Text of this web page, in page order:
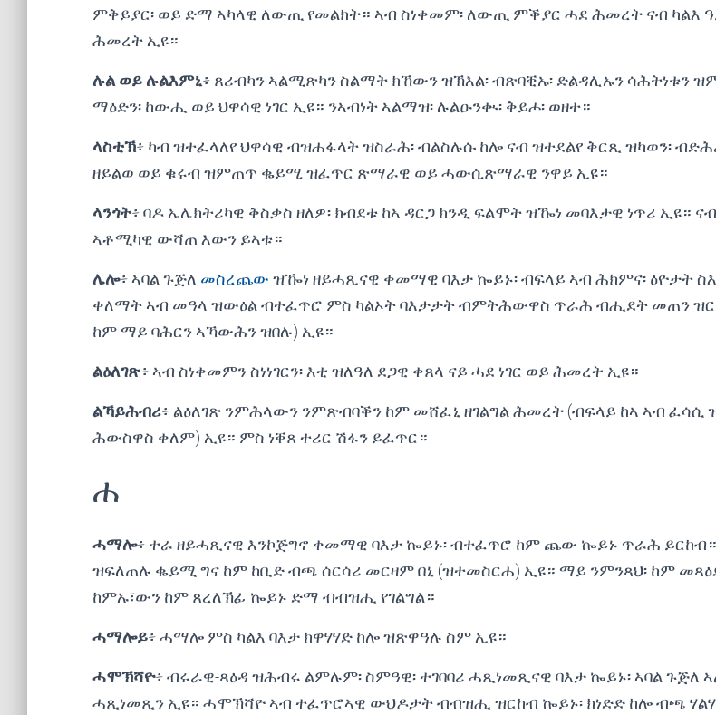
ምቅይያር፡ ወይ ድማ ኣካላዊ ለውጢ የመልክት። ኣብ ስነቀመም፡ ለውጢ ምቕያር ሓደ ሕመረት ናብ ካልእ
ሕመረት ኢዩ።
ሉል ወይ ሉልእምኒ፥ ጸሪብካን ኣልሚጽካን ስልማት ክኸውን ዝኽእል፡ ብጽባቒኡ፡ ድልዳሊኡን ሳሕትነቱን
ማዕድን፡ ከውሒ ወይ ህዋሳዊ ነገር ኢዩ። ንኣብነት ኣልማዝ፡ ሉልዑንቊ፡ ቅይሖ፡ ወዘተ።
ላስቲኽ፥ ካብ ዝተፈላለየ ህዋሳዊ ብዝሐፋላት ዝስራሕ፡ ብልስሉሱ ከሎ ናብ ዝተደልየ ቅርጺ ዝካወን፡
ዘይልወ ወይ ቁሩብ ዝምጠጥ ቈይሚ ዝፈጥር ጽማራዊ ወይ ሓውሲጽማራዊ ንዋይ ኢዩ።
ላንጎት፥ ባዶ ኤሌክትሪካዊ ቅስቃስ ዘለዎ፡ ክብደቱ ከኣ ዳርጋ ክንዲ ፍልሞት ዝዀነ መባእታዊ ነጥሪ ኢዩ።
ኣቶሚካዊ ውሻጠ እውን ይኣቱ።
ሌሎ፥ ኣባል ጉጅለ መስረጨው ዝዀነ ዘይሓጺናዊ ቀመማዊ ባእታ ኰይኑ፡ ብፍላይ ኣብ ሕክምና፡ ዕዮታት
ቀለማት ኣብ መዓላ ዝውዕል ብተፈጥሮ ምስ ካልኦት ባእታታት ብምትሕውዋስ ጥራሕ ብሒደት መጠን
ከም ማይ ባሕርን ኣኻውሕን ዝበሉ) ኢዩ።
ልዕለገጽ፥ ኣብ ስነቀመምን ስነነገርን፡ እቲ ዝለዓለ ደጋዊ ቀጸላ ናይ ሓደ ነገር ወይ ሕመረት ኢዩ።
ልኻይሕብሪ፥ ልዕለገጽ ንምሕላውን ንምጽብባቕን ከም መሸፈኒ ዘገልግል ሕመረት (ብፍላይ ከኣ ኣብ ፈሳሲ
ሕውስዋስ ቀለም) ኢዩ። ምስ ነቐጸ ተሪር ሽፋን ይፈጥር።
ሐ
ሓማሎ፥ ተራ ዘይሓጺናዊ እንኮጅግኖ ቀመማዊ ባእታ ኰይኑ፡ ብተፈጥሮ ከም ጨው ኰይኑ ጥራሕ
ዝፍለጠሉ ቈይሚ ግና ከም ከቢድ ብጫ ሰርሳሪ መርዛም በኒ (ዝተመስርሐ) ኢዩ። ማይ ንምንጻህ፡ ከም
ከምኡ፣ውን ከም ጸረለኽፊ ኰይኑ ድማ ብብዝሒ የገልግል።
ሓማሎይ፥ ሓማሎ ምስ ካልእ ባእታ ክዋሃሃድ ከሎ ዝጽዋዓሉ ስም ኢዩ።
ሓሞኽሻዮ፥ ብሩራዊ-ጻዕዳ ዝሕብሩ ልምሉም፡ ስምዓዊ፡ ተገባባሪ ሓጺነመጺናዊ ባእታ ኰይኑ፡ ኣባል ጉጅለ
ሓጺነመጺን ኢዩ። ሓሞኽሻዮ ኣብ ተፈጥሮኣዊ ውህዶታት ብብዝሒ ዝርከብ ኰይኑ፡ ክነድድ ከሎ ብጫ